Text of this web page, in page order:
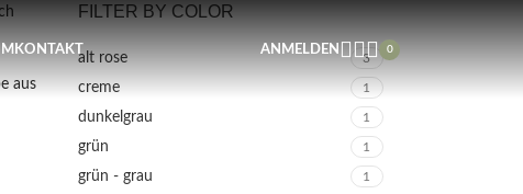
KONTAKT ANMELDEN 0
aus
FILTER BY COLOR
alt rose 3
creme 1
dunkelgrau 1
grün 1
grün - grau 1